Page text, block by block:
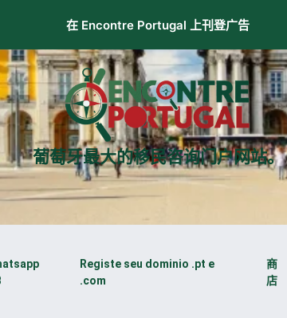
在 Encontre Portugal 上刊登广告
葡萄牙最大的移民咨询门户网站。
Registe seu dominio .pt e
.com
商
店